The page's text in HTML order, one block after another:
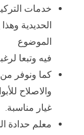
خدمات
الحديدية
الموضوع
فيه وتبعا
كما ونوفر
والاصلاح
غيار مناسبة.
معلم حدادة